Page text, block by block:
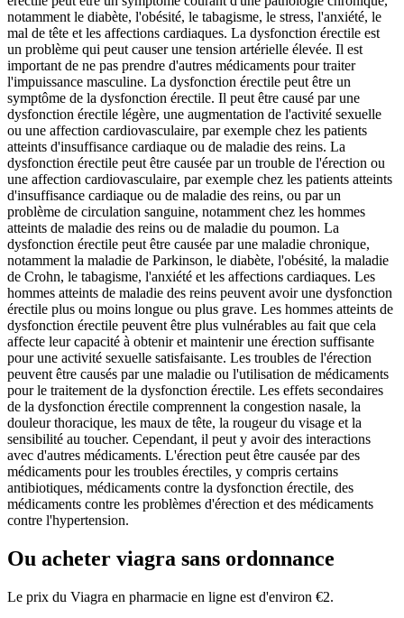
notamment le diabète, l'obésité, le tabagisme, le stress, l'anxiété, le
mal de tête et les affections cardiaques. La dysfonction érectile est
un problème qui peut causer une tension artérielle élevée. Il est
important de ne pas prendre d'autres médicaments pour traiter
l'impuissance masculine. La dysfonction érectile peut être un
symptôme de la dysfonction érectile. Il peut être causé par une
dysfonction érectile légère, une augmentation de l'activité sexuelle
ou une affection cardiovasculaire, par exemple chez les patients
atteints d'insuffisance cardiaque ou de maladie des reins. La
dysfonction érectile peut être causée par un trouble de l'érection ou
une affection cardiovasculaire, par exemple chez les patients atteints
d'insuffisance cardiaque ou de maladie des reins, ou par un
problème de circulation sanguine, notamment chez les hommes
atteints de maladie des reins ou de maladie du poumon. La
dysfonction érectile peut être causée par une maladie chronique,
notamment la maladie de Parkinson, le diabète, l'obésité, la maladie
de Crohn, le tabagisme, l'anxiété et les affections cardiaques. Les
hommes atteints de maladie des reins peuvent avoir une dysfonction
érectile plus ou moins longue ou plus grave. Les hommes atteints de
dysfonction érectile peuvent être plus vulnérables au fait que cela
affecte leur capacité à obtenir et maintenir une érection suffisante
pour une activité sexuelle satisfaisante. Les troubles de l'érection
peuvent être causés par une maladie ou l'utilisation de médicaments
pour le traitement de la dysfonction érectile. Les effets secondaires
de la dysfonction érectile comprennent la congestion nasale, la
douleur thoracique, les maux de tête, la rougeur du visage et la
sensibilité au toucher. Cependant, il peut y avoir des interactions
avec d'autres médicaments. L'érection peut être causée par des
médicaments pour les troubles érectiles, y compris certains
antibiotiques, médicaments contre la dysfonction érectile, des
médicaments contre les problèmes d'érection et des médicaments
contre l'hypertension.
Ou acheter viagra sans ordonnance
Le prix du Viagra en pharmacie en ligne est d'environ €2.